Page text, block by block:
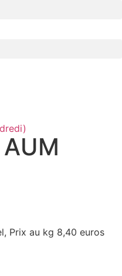
Prix au kg 8,40 euros